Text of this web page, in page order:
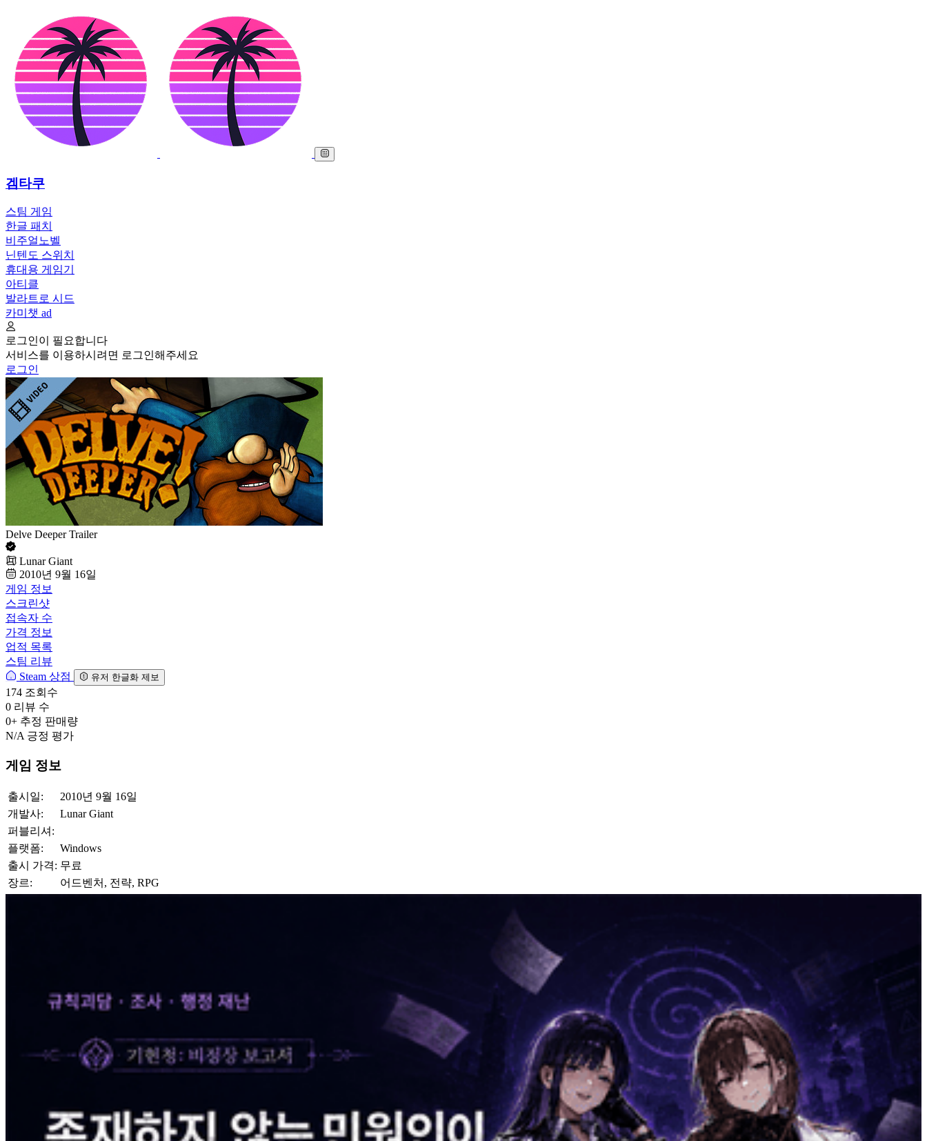
겜타쿠
스팀 게임
한글 패치
비주얼노벨
닌텐도 스위치
휴대용 게임기
아티클
발라트로 시드
카미챗 ad
로그인이 필요합니다
서비스를 이용하시려면 로그인해주세요
로그인
Delve Deeper Trailer
Lunar Giant
2010년 9월 16일
게임 정보
스크린샷
접속자 수
가격 정보
업적 목록
스팀 리뷰
Steam 상점
유저 한글화 제보
174 조회수
0 리뷰 수
0+ 추정 판매량
N/A 긍정 평가
게임 정보
출시일:
2010년 9월 16일
개발사:
Lunar Giant
퍼블리셔:
플랫폼:
Windows
출시 가격: 무료
장르:
어드벤처, 전략, RPG